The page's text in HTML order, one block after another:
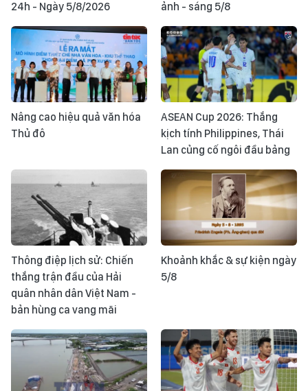
24h - Ngày 5/8/2026
ảnh - sáng 5/8
Nâng cao hiệu quả văn hóa
Thủ đô
ASEAN Cup 2026: Thắng
kịch tính Philippines, Thái
Lan củng cố ngôi đầu bảng
Thông điệp lịch sử: Chiến
thắng trận đầu của Hải
quân nhân dân Việt Nam -
bản hùng ca vang mãi
Khoảnh khắc & sự kiện ngày
5/8